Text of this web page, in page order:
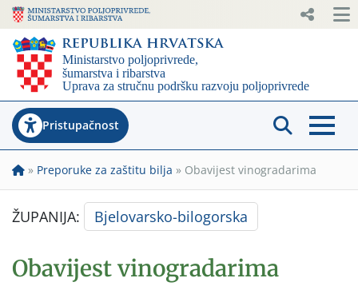
Pristupačnost
» Preporuke za zaštitu bilja » Obavijest vinogradarima
ŽUPANIJA: Bjelovarsko-bilogorska
Obavijest vinogradarima